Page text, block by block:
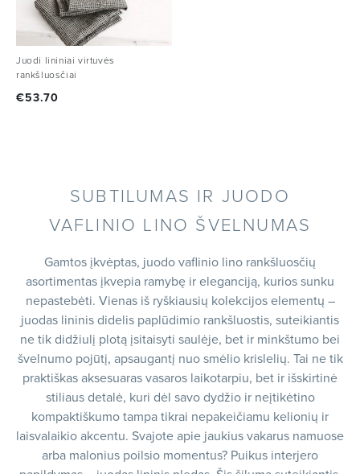
Juodi lininiai virtuvės
rankšluosčiai
€53.70
SUBTILUMAS IR JUODO
VAFLINIO LINO ŠVELNUMAS
Gamtos įkvėptas, juodo vaflinio lino rankšluosčių
asortimentas įkvepia ramybę ir eleganciją, kurios sunku
nepastebėti. Vienas iš ryškiausių kolekcijos elementų –
juodas lininis didelis paplūdimio rankšluostis, suteikiantis
ne tik didžiulį plotą įsitaisyti saulėje, bet ir minkštumo bei
švelnumo pojūtį, apsaugantį nuo smėlio krislelių. Tai ne tik
praktiškas aksesuaras vasaros laikotarpiu, bet ir išskirtinė
stiliaus detalė, kuri dėl savo dydžio ir neįtikėtino
kompaktiškumo tampa tikrai nepakeičiamu kelionių ir
laisvalaikio akcentu. Svajote apie jaukius vakarus namuose
arba malonius poilsio momentus? Puikus interjero